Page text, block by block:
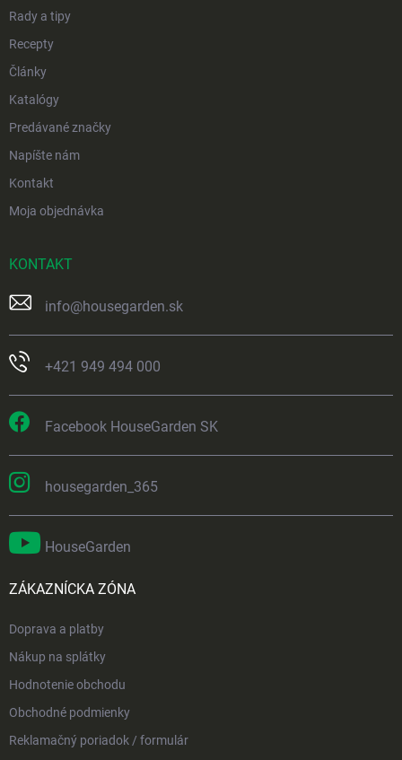
Rady a tipy
Recepty
Články
Katalógy
Predávané značky
Napíšte nám
Kontakt
Moja objednávka
KONTAKT
info@housegarden.sk
+421 949 494 000
Facebook HouseGarden SK
housegarden_365
HouseGarden
ZÁKAZNÍCKA ZÓNA
Doprava a platby
Nákup na splátky
Hodnotenie obchodu
Obchodné podmienky
Reklamačný poriadok / formulár